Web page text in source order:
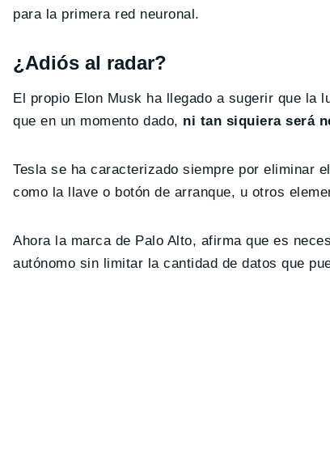
para la primera red neuronal.
¿Adiós al radar?
El propio Elon Musk ha llegado a sugerir que la
que en un momento dado, ni tan siquiera será
Tesla se ha caracterizado siempre por eliminar
como la llave o botón de arranque, u otros
Ahora la marca de Palo Alto, afirma que es
autónomo sin limitar la cantidad de datos que